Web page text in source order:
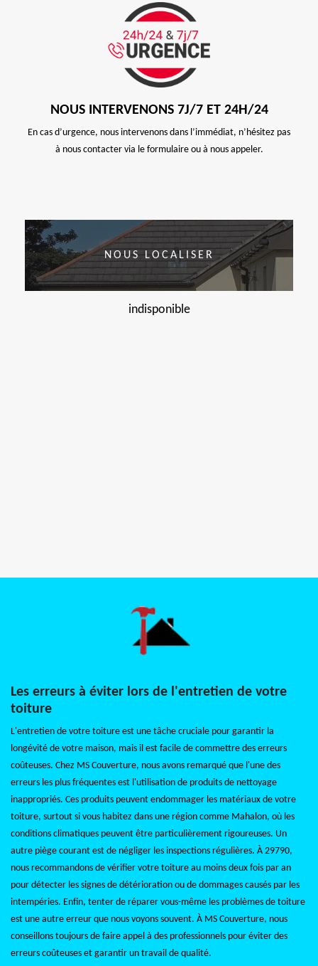
NOUS INTERVENONS 7J/7 ET 24H/24
En cas d’urgence, nous intervenons dans l’immédiat, n’hésitez pas
à nous contacter via le formulaire ou à nous appeler.
NOUS LOCALISER
indisponible
Les erreurs à éviter lors de l'entretien de votre
toiture
L'entretien de votre toiture est une tâche cruciale pour garantir la
longévité de votre maison, mais il est facile de commettre des erreurs
coûteuses. Chez MS Couverture, nous avons remarqué que l'une des
erreurs les plus fréquentes est l'utilisation de produits de nettoyage
inappropriés. Ces produits peuvent endommager les matériaux de votre
toiture, surtout si vous habitez dans une région comme Mahalon, où les
conditions climatiques peuvent être particulièrement rigoureuses. Un
autre piège courant est de négliger les inspections régulières. À 29790,
nous recommandons de vérifier votre toiture au moins deux fois par an
pour détecter les signes de détérioration ou de dommages causés par les
intempéries. Enfin, tenter de réparer vous-même les problèmes de toiture
est une autre erreur que nous voyons souvent. À MS Couverture, nous
conseillons toujours de faire appel à des professionnels pour éviter des
erreurs coûteuses et garantir un travail de qualité.